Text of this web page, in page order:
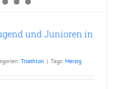
und Junioren in
Triathlon | Tags: Merzig